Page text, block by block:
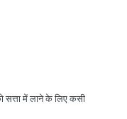
में लाने के लिए कसी